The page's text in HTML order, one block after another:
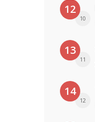
12
10
13
11
14
12